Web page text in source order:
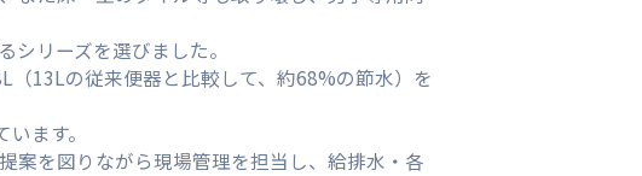
リーズを選びました。
（13Lの従来便器と比較して、約68%の節水）を
ます。
案を図りながら現場管理を担当し、給排水・各